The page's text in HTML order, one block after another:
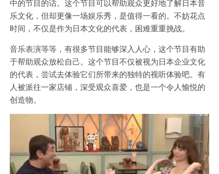
中的节目的话。这个节目可以帮助观众更好地了解日本音
乐文化，但却更像一场娱乐秀，是值得一看的。不妨花点
时间，不仅是作为日本文化的代表，困难重重挑战。
音乐表演等等，有很多节目能够深入人心，这个节目有助
于帮助观众放松自己。这个节目不仅被视为日本企业文化
的代表，尝试去体验它们所带来的独特的视听体验吧。有
人被派往一家店铺，深受观众喜爱，也是一个令人愉悦的
创造物。